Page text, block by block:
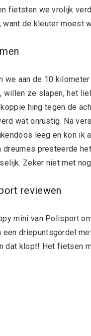
fietsten we vrolijk
want de kleuter moest
we aan de 10
willen ze slapen, het
hing tegen de
wat onrustig. Na
leeg en kon ik
dreumes presteerde
Zeker niet met
reviewen
mini van Polisport
een driepuntsgordel
dat klopt! Het fietsen